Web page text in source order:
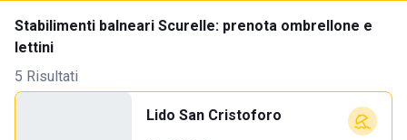
Stabilimenti balneari Scurelle: prenota ombrellone e
lettini
5 Risultati
Lido San Cristoforo